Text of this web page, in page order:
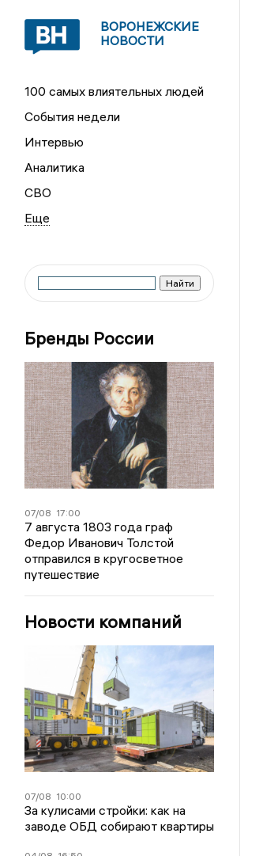
ВОРОНЕЖСКИЕ
НОВОСТИ
100 самых влиятельных людей
События недели
Интервью
Аналитика
СВО
Бренды России
07/08 17:00
7 августа 1803 года граф
Федор Иванович Толстой
отправился в кругосветное
путешествие
Новости компаний
07/08 10:00
За кулисами стройки: как на
заводе ОБД собирают квартиры